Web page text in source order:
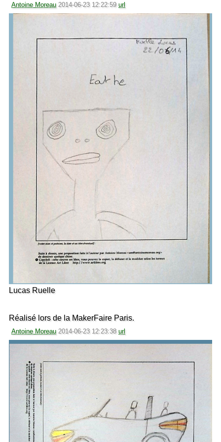
Antoine Moreau 2014-06-23 12:22:59 url
Lucas Ruelle
Réalisé lors de la MakerFaire Paris.
Antoine Moreau 2014-06-23 12:23:38 url